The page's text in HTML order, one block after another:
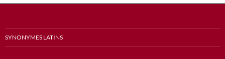
SYNONYMES LATINS